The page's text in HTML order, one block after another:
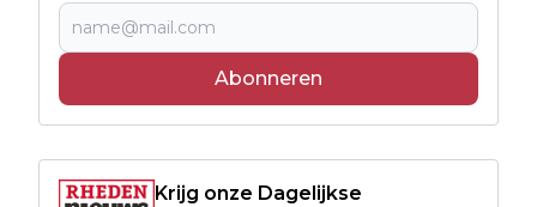
Abonneren
Krijg onze Dagelijkse